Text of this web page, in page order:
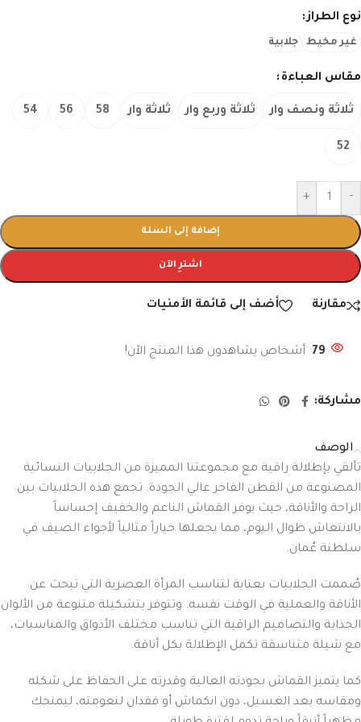
نوع الطراز
غير مخيط جلابية
مقاس العباءة
ثلاثة ونصف وار ثلاثة وربع وار ثلاثة وار 58
56
54
52
-
+
إضافة إلى السلة
اشترِ الآن
مقارنة أضف إلى قائمة الأمنيات
79 أشخاص يشاهدون هذا المنتج الآن!
مشاركة:
الوصف
تألقي بإطلالة راقية مع مجموعتنا المميزة من الجلابيات النسائية
المصنوعة من القطن الفاخر عالي الجودة. تجمع هذه الجلابيات بين
الراحة والأناقة، حيث يوفر القماش الناعم والخفيف إحساساً
بالانتعاش طوال اليوم، مما يجعلها خياراً مثالياً لأجواء الصيف في
سلطنة عُمان.
صُممت الجلابيات بعناية لتناسب المرأة العصرية التي تبحث عن
الأناقة والعملية في الوقت نفسه. وتتوفر بتشكيلة متنوعة من الألوان
الجذابة والتصاميم الراقية التي تناسب مختلف الأذواق والمناسبات،
مع شيلة متناسقة تكمل الإطلالة بكل أناقة.
كما يتميز القماش بجودته العالية وقدرته على الحفاظ على شكله
ومقاسه بعد الغسيل، دون انكماش أو فقدان لنعومته، ليمنحك